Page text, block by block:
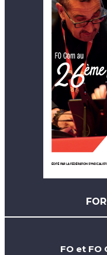
FO et